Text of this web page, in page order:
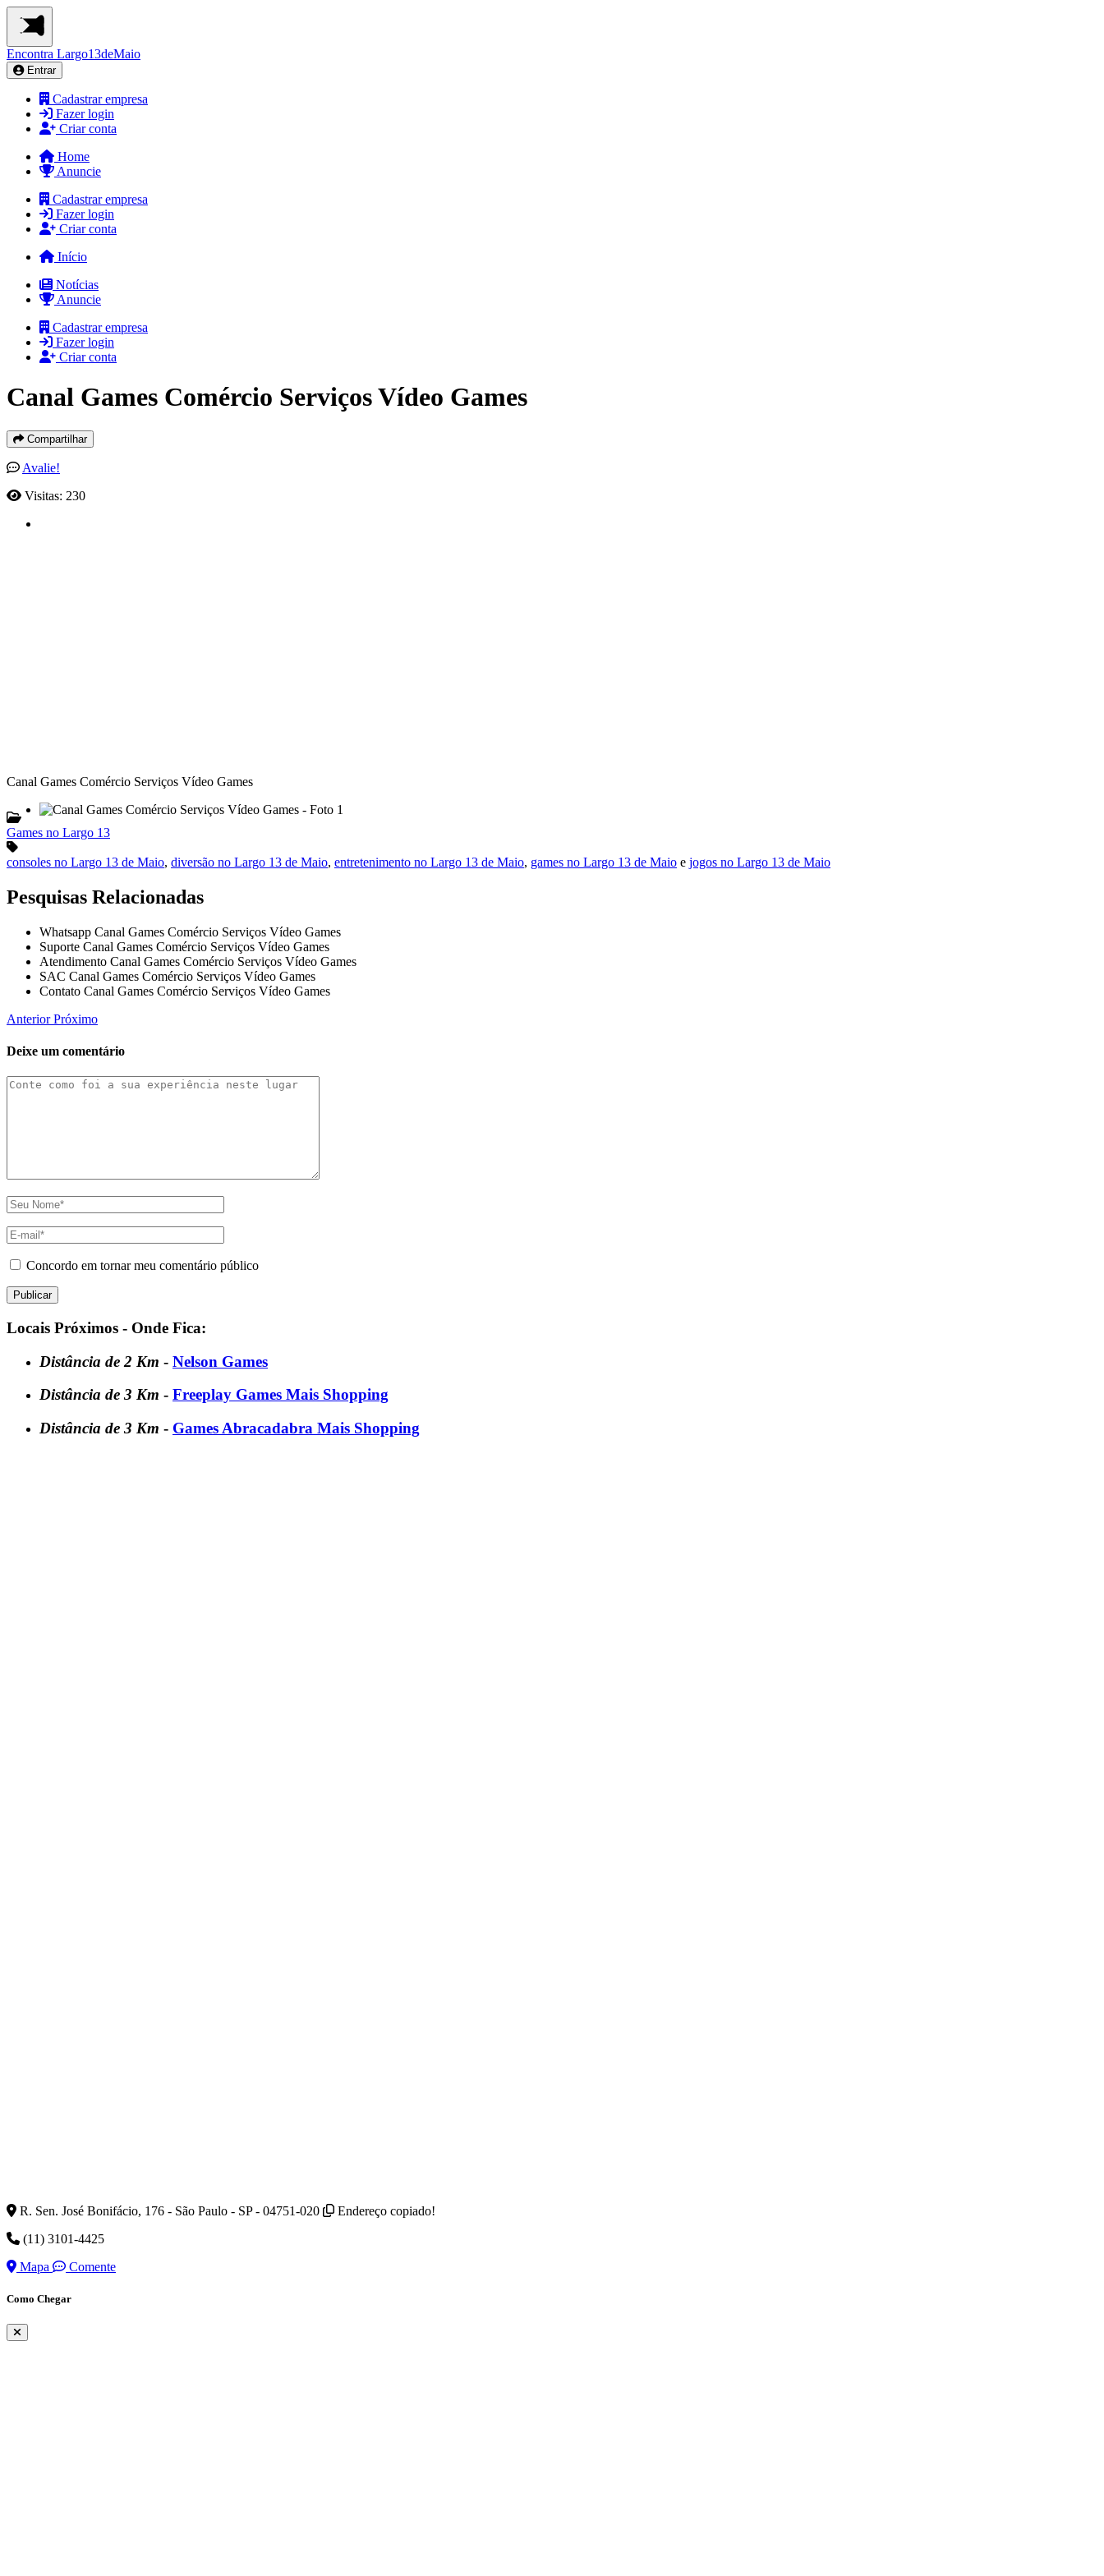
Encontra Largo13deMaio
Entrar
Cadastrar empresa
Fazer login
Criar conta
Home
Anuncie
Cadastrar empresa
Fazer login
Criar conta
Início
Notícias
Anuncie
Cadastrar empresa
Fazer login
Criar conta
Canal Games Comércio Serviços Vídeo Games
Compartilhar
Avalie!
Visitas: 230
Canal Games Comércio Serviços Vídeo Games
Games no Largo 13
consoles no Largo 13 de Maio, diversão no Largo 13 de Maio, entretenimento no Largo 13 de Maio, games no Largo 13 de Maio e jogos no Largo 13 de Maio
Pesquisas Relacionadas
Whatsapp Canal Games Comércio Serviços Vídeo Games
Suporte Canal Games Comércio Serviços Vídeo Games
Atendimento Canal Games Comércio Serviços Vídeo Games
SAC Canal Games Comércio Serviços Vídeo Games
Contato Canal Games Comércio Serviços Vídeo Games
AnteriorPróximo
Deixe um comentário
Concordo em tornar meu comentário público
Locais Próximos - Onde Fica:
Distância de 2 Km - Nelson Games
Distância de 3 Km - Freeplay Games Mais Shopping
Distância de 3 Km - Games Abracadabra Mais Shopping
R. Sen. José Bonifácio, 176 - São Paulo - SP - 04751-020
Endereço copiado!
(11) 3101-4425
Mapa
Comente
Como Chegar